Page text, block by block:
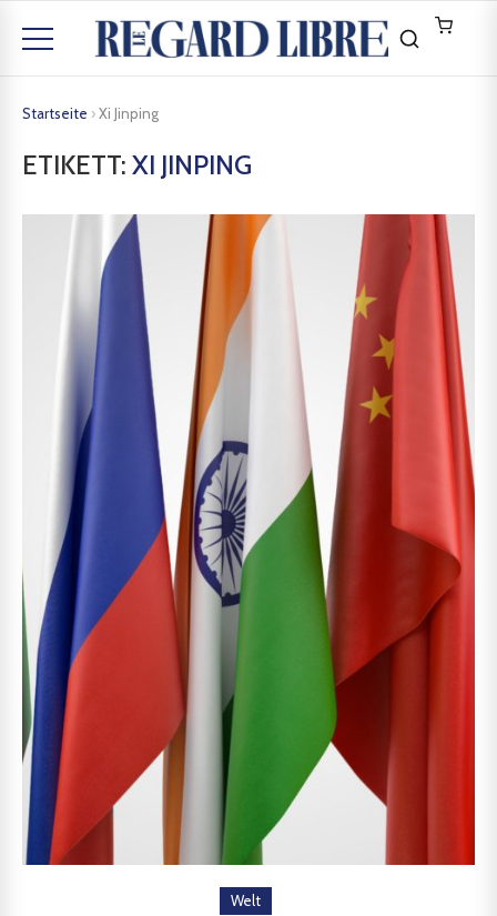
Startseite ›Xi Jinping
ETIKETT: XI JINPING
Welt